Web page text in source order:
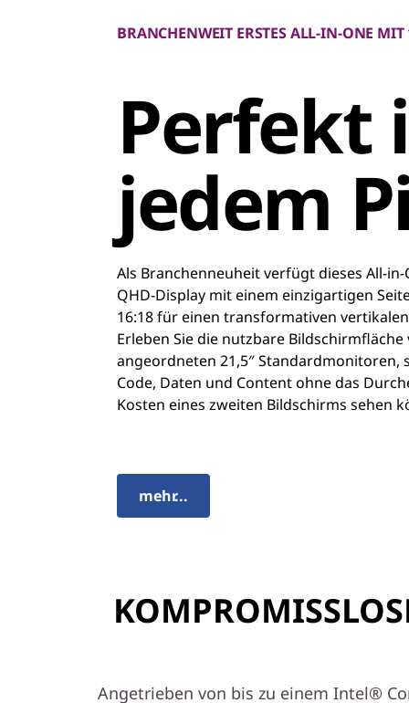
BRANCHENWEIT ERSTES ALL-IN-ONE
Perfekt
jedem
Als Branchenneuheit verfügt dieses All-in-
QHD-Display mit einem einzigartigen
16:18 für einen transformativen
Erleben Sie die nutzbare
angeordneten 21,5″ Standardmonitoren,
Code, Daten und Content ohne das
Kosten eines zweiten Bildschirms sehen
mehr...
Angetrieben von bis zu einem Intel®